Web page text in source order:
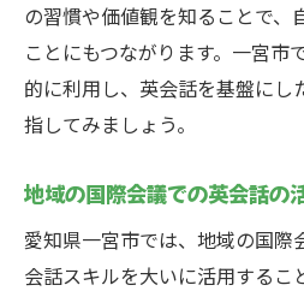
の習慣や価値観を知ることで、
ことにもつながります。一宮市
的に利用し、英会話を基盤にし
指してみましょう。
地域の国際会議での英会話の
愛知県一宮市では、地域の国際
会話スキルを大いに活用するこ